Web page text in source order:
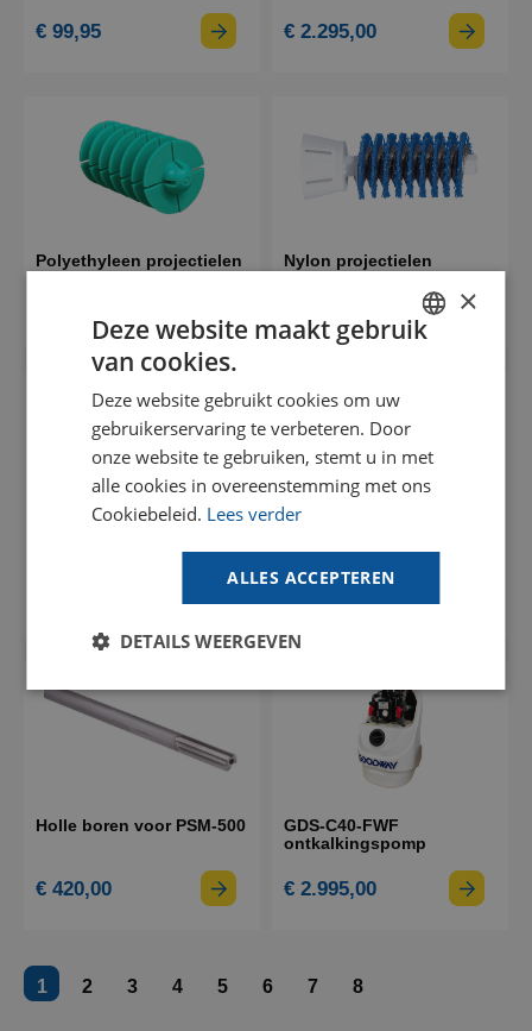
€ 99,95 € 2.295,00
Polyethyleen projectielen Nylon projectielen
Holle boren voor PSM-500
€ 420,00
GDS-C40-FWF
ontkalkingspomp
€ 2.995,00
1 2 3 4 5 6 7 8
Vind jouw oplossing
Goodway apparatuur geschikt is voor jouw
Maak een online afspraak met een van onze
specialisten om jouw reinigingsuitdaging te
bespreken en advies te krijgen.
GOODWAY BENELUX - EN
FRENCH
×
Deze website maakt gebruik
van cookies.
Deze website gebruikt cookies om uw
gebruikerservaring te verbeteren. Door
onze website te gebruiken, stemt u in met
alle cookies in overeenstemming met ons
Cookiebeleid. Lees verder
ALLES ACCEPTEREN
DETAILS WEERGEVEN